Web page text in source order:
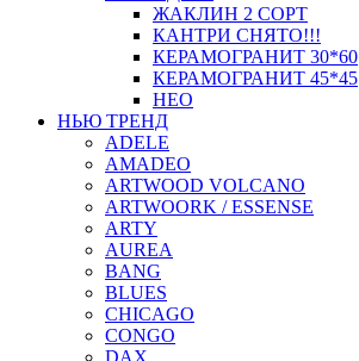
ЖАКЛИН 2 СОРТ
КАНТРИ СНЯТО!!!
КЕРАМОГРАНИТ 30*60
КЕРАМОГРАНИТ 45*45
НЕО
НЬЮ ТРЕНД
ADELE
AMADEO
ARTWOOD VOLCANO
ARTWOORK / ESSENSE
ARTY
AUREA
BANG
BLUES
CHICAGO
CONGO